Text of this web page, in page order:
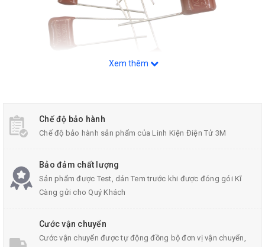
Điện áp tối đa : 400V
Điện dung củaTụ điệnđược ghi trên thân tụ
Ứng Dụng Của Tụ Đổ
Tụ đỏ CBB 400V đáp ứng cao tần và điện áp cao
Phù hợp với tình hình nơi áp dụng tần số cao và xung cao hiện
Xem thêm
Chế độ bảo hành
Chế độ bảo hành sản phẩm của Linh Kiện Điện Tử 3M
Bảo đảm chất lượng
Sản phẩm được Test, dán Tem trước khi được đóng gói Kĩ
Càng gửi cho Quý Khách
Cước vận chuyển
Cước vận chuyển được tự động đồng bộ đơn vị vận chuyển,